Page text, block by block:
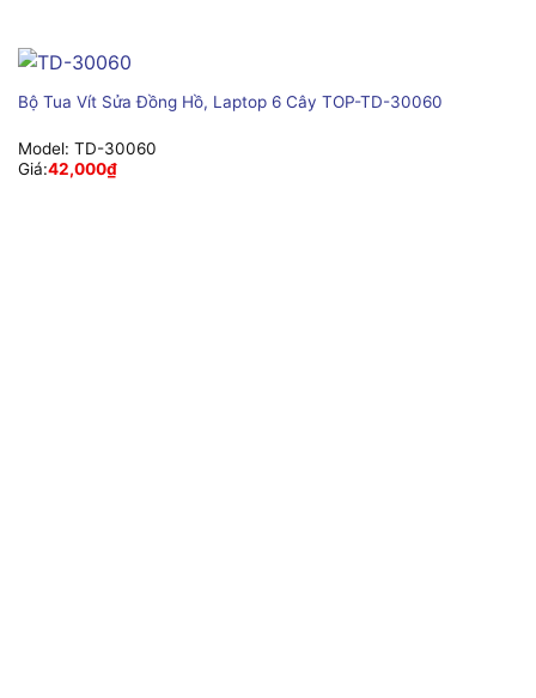
Bộ Tua Vít Sửa Đồng Hồ, Laptop 6 Cây TOP-TD-30060
Model: TD-30060
Giá:42,000₫